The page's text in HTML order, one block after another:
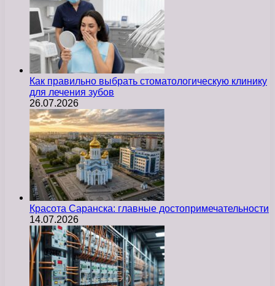
Как правильно выбрать стоматологическую клинику
для лечения зубов
26.07.2026
Красота Саранска: главные достопримечательности
14.07.2026